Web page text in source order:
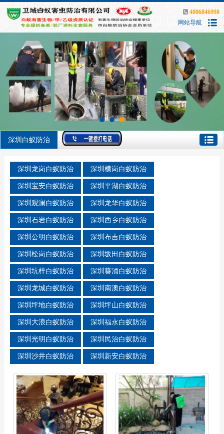
4006846998
网站导航
深圳白蚁防治
深圳龙岗白蚁防治 深圳横岗白蚁防治
深圳宝安白蚁防治 深圳平湖白蚁防治
深圳观澜白蚁防治 深圳龙华白蚁防治
深圳石岩白蚁防治 深圳西乡白蚁防治
深圳公明白蚁防治 深圳布吉白蚁防治
深圳松岗白蚁防治 深圳坂田白蚁防治
深圳坑梓白蚁防治 深圳葵涌白蚁防治
深圳龙城白蚁防治 深圳南澳白蚁防治
深圳坪地白蚁防治 深圳坪山白蚁防治
深圳大浪白蚁防治 深圳福永白蚁防治
深圳光明白蚁防治 深圳民治白蚁防治
深圳沙井白蚁防治 深圳新安白蚁防治